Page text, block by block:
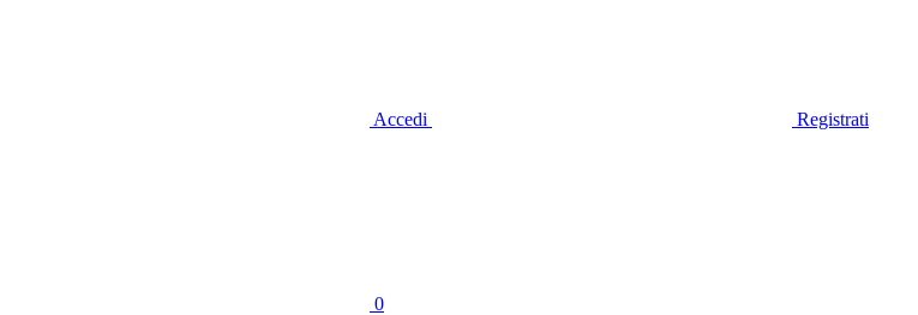
Accedi Registrati
0